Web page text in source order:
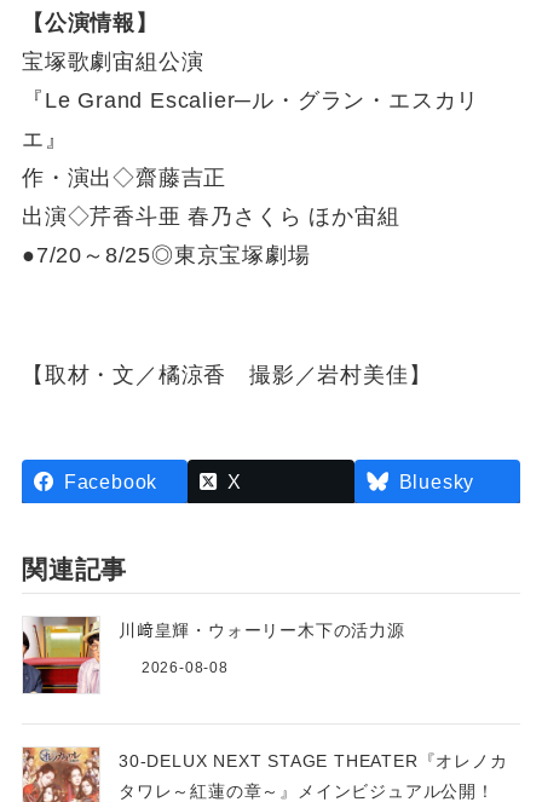
【公演情報】
宝塚歌劇宙組公演
『Le Grand Escalier─ル・グラン・エスカリ
エ』
作・演出◇齋藤吉正
出演◇芹香斗亜 春乃さくら ほか宙組
●7/20～8/25◎東京宝塚劇場
【取材・文／橘涼香 撮影／岩村美佳】
Facebook X Bluesky
関連記事
川﨑皇輝・ウォーリー木下の活力源
2026-08-08
30-DELUX NEXT STAGE THEATER『オレノカ
タワレ～紅蓮の章～』メインビジュアル公開！